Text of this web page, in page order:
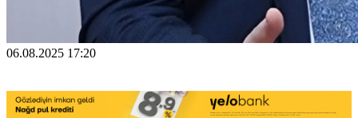
06.08.2025 17:20